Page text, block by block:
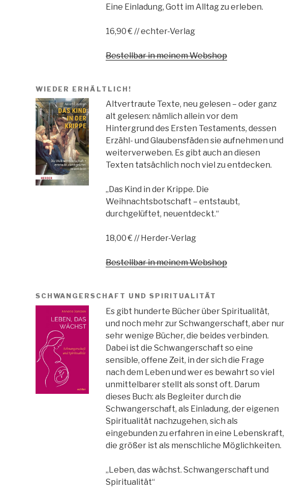
Eine Einladung, Gott im Alltag zu erleben.
16,90 € // echter-Verlag
Bestellbar in meinem Webshop
WIEDER ERHÄLTLICH!
Altvertraute Texte, neu gelesen – oder ganz
alt gelesen: nämlich allein vor dem
Hintergrund des Ersten Testaments, dessen
Erzähl- und Glaubensfäden sie aufnehmen und
weiterverweben. Es gibt auch an diesen
Texten tatsächlich noch viel zu entdecken.
„Das Kind in der Krippe. Die
Weihnachtsbotschaft – entstaubt,
durchgelüftet, neuentdeckt.“
18,00 € // Herder-Verlag
Bestellbar in meinem Webshop
SCHWANGERSCHAFT UND SPIRITUALITÄT
Es gibt hunderte Bücher über Spiritualität,
und noch mehr zur Schwangerschaft, aber nur
sehr wenige Bücher, die beides verbinden.
Dabei ist die Schwangerschaft so eine
sensible, offene Zeit, in der sich die Frage
nach dem Leben und wer es bewahrt so viel
unmittelbarer stellt als sonst oft. Darum
dieses Buch: als Begleiter durch die
Schwangerschaft, als Einladung, der eigenen
Spiritualität nachzugehen, sich als
eingebunden zu erfahren in eine Lebenskraft,
die größer ist als menschliche Möglichkeiten.
„Leben, das wächst. Schwangerschaft und
Spiritualität“